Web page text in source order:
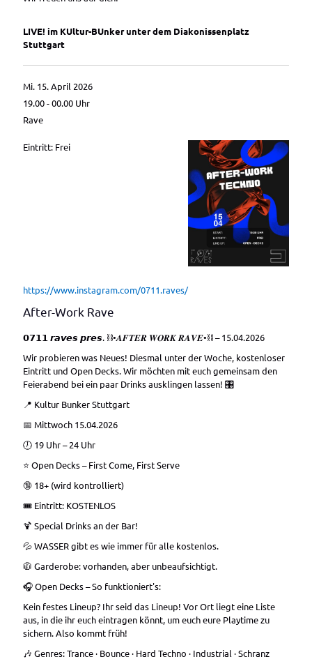
LIVE! im KUltur-BUnker unter dem Diakonissenplatz
Stuttgart
Mi. 15. April 2026
19.00 - 00.00 Uhr
Rave
Eintritt: Frei
https://www.instagram.com/0711.raves/
After-Work Rave
𝟬𝟳𝟭𝟭 𝙧𝙖𝙫𝙚𝙨 𝙥𝙧𝙚𝙨. ⛓•𝑨𝑭𝑻𝑬𝑹 𝑾𝑶𝑹𝑲 𝑹𝑨𝑽𝑬•⛓ – 15.04.2026
Wir probieren was Neues! Diesmal unter der Woche, kostenloser
Eintritt und Open Decks. Wir möchten mit euch gemeinsam den
Feierabend bei ein paar Drinks ausklingen lassen! 🎛️
📍 Kultur Bunker Stuttgart
📅 Mittwoch 15.04.2026
🕖 19 Uhr – 24 Uhr
⭐️ Open Decks – First Come, First Serve
🔞 18+ (wird kontrolliert)
🎟️ Eintritt: KOSTENLOS
🍹 Special Drinks an der Bar!
💦 WASSER gibt es wie immer für alle kostenlos.
🧥 Garderobe: vorhanden, aber unbeaufsichtigt.
🎧 Open Decks – So funktioniert's:
Kein festes Lineup? Ihr seid das Lineup! Vor Ort liegt eine Liste
aus, in die ihr euch eintragen könnt, um euch eure Playtime zu
sichern. Also kommt früh!
🎶 Genres: Trance · Bounce · Hard Techno · Industrial · Schranz